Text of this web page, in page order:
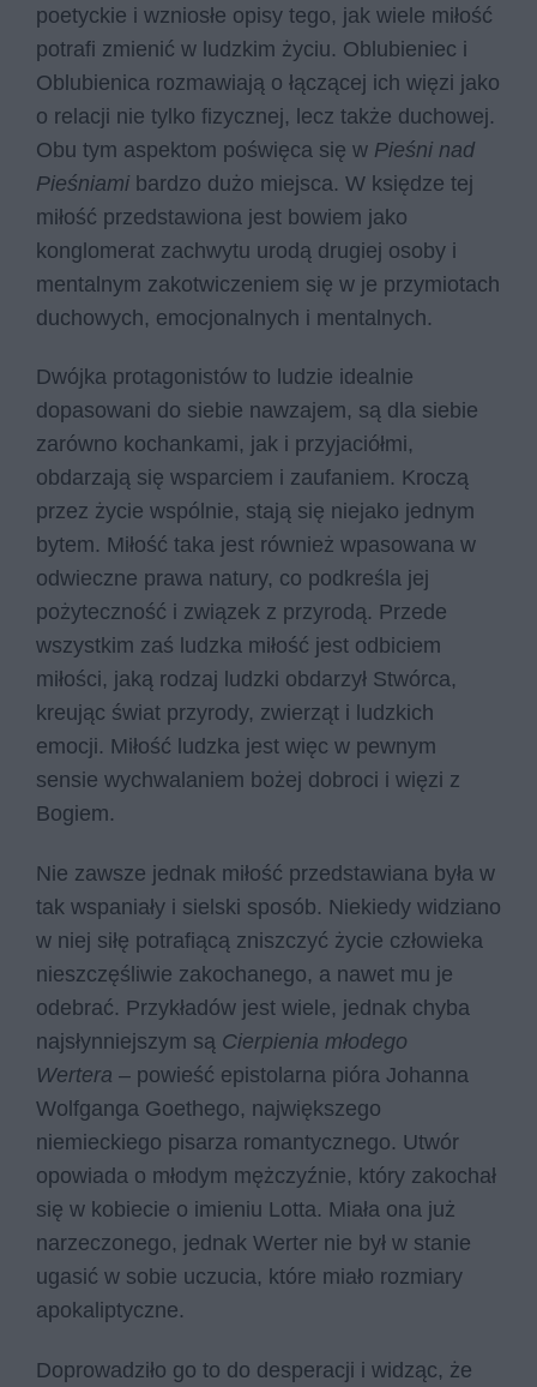
poetyckie i wzniosłe opisy tego, jak wiele miłość
potrafi zmienić w ludzkim życiu. Oblubieniec i
Oblubienica rozmawiają o łączącej ich więzi jako
o relacji nie tylko fizycznej, lecz także duchowej.
Obu tym aspektom poświęca się w Pieśni nad
Pieśniami bardzo dużo miejsca. W księdze tej
miłość przedstawiona jest bowiem jako
konglomerat zachwytu urodą drugiej osoby i
mentalnym zakotwiczeniem się w je przymiotach
duchowych, emocjonalnych i mentalnych.
Dwójka protagonistów to ludzie idealnie
dopasowani do siebie nawzajem, są dla siebie
zarówno kochankami, jak i przyjaciółmi,
obdarzają się wsparciem i zaufaniem. Kroczą
przez życie wspólnie, stają się niejako jednym
bytem. Miłość taka jest również wpasowana w
odwieczne prawa natury, co podkreśla jej
pożyteczność i związek z przyrodą. Przede
wszystkim zaś ludzka miłość jest odbiciem
miłości, jaką rodzaj ludzki obdarzył Stwórca,
kreując świat przyrody, zwierząt i ludzkich
emocji. Miłość ludzka jest więc w pewnym
sensie wychwalaniem bożej dobroci i więzi z
Bogiem.
Nie zawsze jednak miłość przedstawiana była w
tak wspaniały i sielski sposób. Niekiedy widziano
w niej siłę potrafiącą zniszczyć życie człowieka
nieszczęśliwie zakochanego, a nawet mu je
odebrać. Przykładów jest wiele, jednak chyba
najsłynniejszym są Cierpienia młodego
Wertera – powieść epistolarna pióra Johanna
Wolfganga Goethego, największego
niemieckiego pisarza romantycznego. Utwór
opowiada o młodym mężczyźnie, który zakochał
się w kobiecie o imieniu Lotta. Miała ona już
narzeczonego, jednak Werter nie był w stanie
ugasić w sobie uczucia, które miało rozmiary
apokaliptyczne.
Doprowadziło go to do desperacji i widząc, że